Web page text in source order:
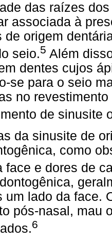
das raízes
associada à
de origem
seio.5 Além
dentes cujos
se para o seio
no
de sinusite
da sinusite de
como
face e dores de
um lado da face.
pós-nasal, mau
6